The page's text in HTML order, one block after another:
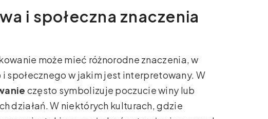
i społeczna znaczenia
może mieć różnorodne znaczenia, w
społecznego w jakim jest interpretowany. W
często symbolizuje poczucie winy lub
działań. W niektórych kulturach, gdzie